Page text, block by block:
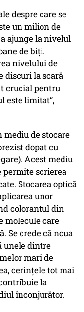
despre care se
un milion de
ajunge la nivelul
de biți.
nivelului de
discuri la scară
crucial pentru
este limitat”,
mediu de stocare
dopat cu
Acest mediu
permite scrierea
Stocarea optică
unor
colorantul din
molecule care
Se crede că noua
unele dintre
mari de
cerințele tot mai
la
înconjurător.